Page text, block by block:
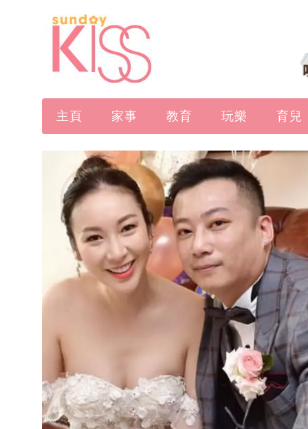
主頁 家事 教育 玩樂 育兒